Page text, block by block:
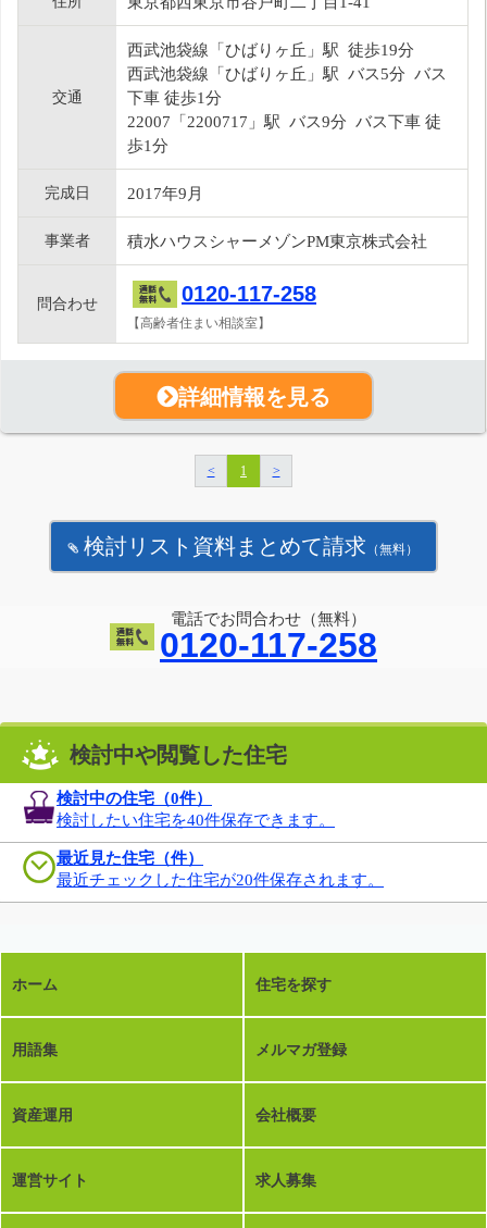
交通
西武池袋線「ひばりヶ丘」駅 徒歩19分
西武池袋線「ひばりヶ丘」駅 バス5分 バス
下車 徒歩1分
22007「2200717」駅 バス9分 バス下車 徒
歩1分
完成日 2017年9月
事業者 積水ハウスシャーメゾンPM東京株式会社
問合わせ 0120-117-258
【高齢者住まい相談室】
詳細情報を見る
< 1 >
検討リスト資料まとめて請求 （無料）
電話でお問合わせ（無料）
0120-117-258
検討中や閲覧した住宅
検討中の住宅（0件）
検討したい住宅を40件保存できます。
最近見た住宅（件）
最近チェックした住宅が20件保存されます。
ホーム 住宅を探す
用語集 メルマガ登録
資産運用 会社概要
運営サイト 求人募集